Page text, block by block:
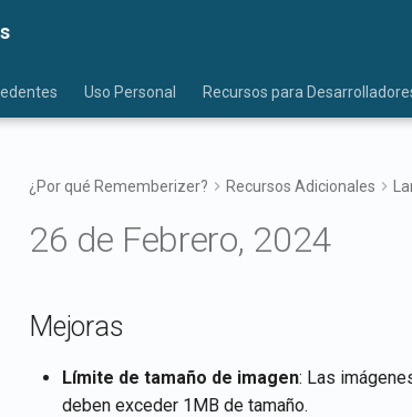
Uso Personal Recursos para
¿Por qué Rememberizer? Recursos Adicionales
26 de Febrero, 2024
Mejoras
Límite de tamaño de imagen: Las
deben exceder 1MB de tamaño.